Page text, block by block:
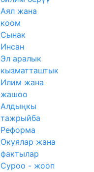
Аял жана
коом
Сынак
Инсан
Эл аралык
кызматташтык
Илим жана
жашоо
Алдыңкы
тажрыйба
Реформа
Окуялар жана
фактылар
Суроо - жооп